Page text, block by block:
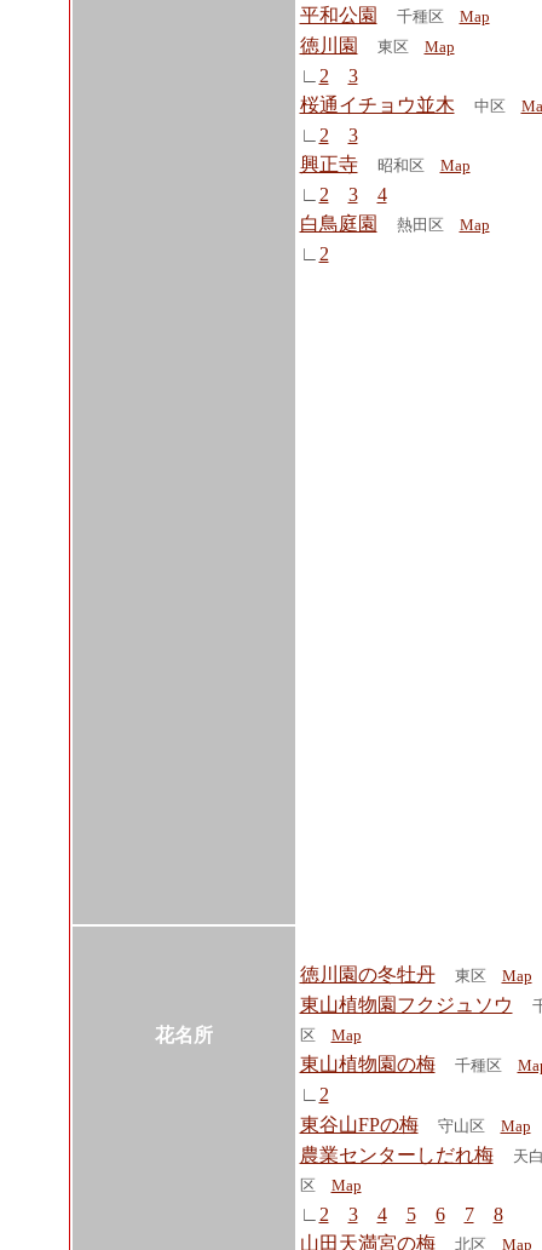
平和公園
千種区 Map
徳川園 東区 Map
∟ 2
3
桜通イチョウ並木
中区
∟ 2
3
興正寺
昭和区 Map
∟ 2 3
4
白鳥庭園
熱田区 Map
∟ 2
花名所
徳川園の冬牡丹 東区 Map
東山植物園フクジュソウ
区 Map
東山植物園の梅 千種区
∟ 2
東谷山FPの梅
守山区 Map
農業センターしだれ梅
天
区 Map
∟ 2 3 4 5 6 7
8
山田天満宮の梅
北区 Map